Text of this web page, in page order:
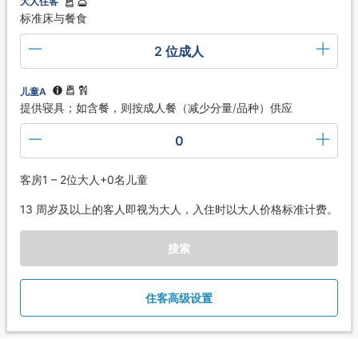
标准床与餐食
2 位成人
儿童A
提供寝具；如含餐，则按成人餐（减少分量/品种）供应
0
客房1 – 2位大人+0名儿童
13 周岁及以上的客人即视为大人，入住时以大人价格标准计费。
搜索
住客高级设置